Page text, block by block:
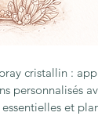
cristallin :
personnalisés
et